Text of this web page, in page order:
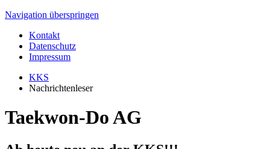
Navigation überspringen
Kontakt
Datenschutz
Impressum
KKS
Nachrichtenleser
Taekwon-Do AG